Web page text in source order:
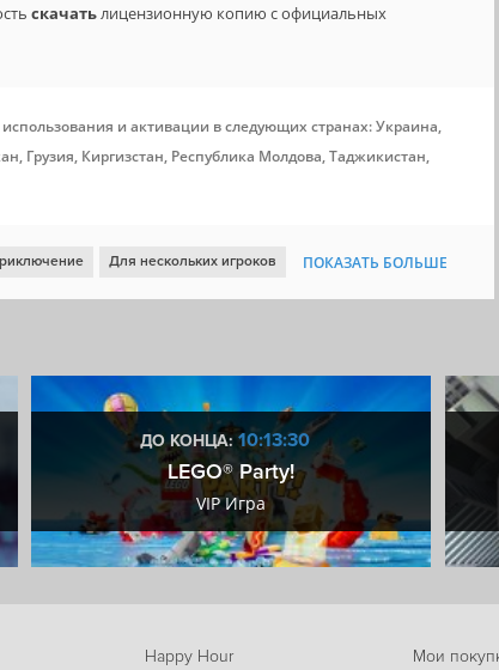
скачатьлицензионную копию с официальных
и активации в следующих странах: Украина,
Грузия, Киргизстан, Республика Молдова, Таджикистан,
Для нескольких игроков ПОКАЗАТЬ БОЛЬШЕ
эпидемии
ДО КОНЦА:10:13:29
LEGO® Party!
VIP Игра
Happy Hour
Мои